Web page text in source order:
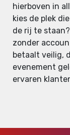
hierboven in
kies de plek
de rij te
zonder
betaalt veilig,
evenement
ervaren